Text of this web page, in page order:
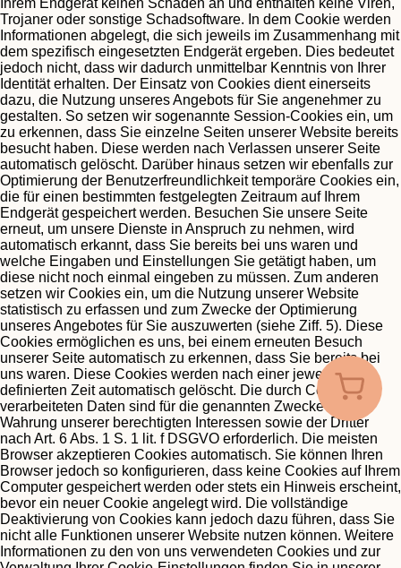
Ihrem Endgerät keinen Schaden an und enthalten keine Viren,
Trojaner oder sonstige Schadsoftware. In dem Cookie werden
Informationen abgelegt, die sich jeweils im Zusammenhang mit
dem spezifisch eingesetzten Endgerät ergeben. Dies bedeutet
jedoch nicht, dass wir dadurch unmittelbar Kenntnis von Ihrer
Identität erhalten. Der Einsatz von Cookies dient einerseits
dazu, die Nutzung unseres Angebots für Sie angenehmer zu
gestalten. So setzen wir sogenannte Session-Cookies ein, um
zu erkennen, dass Sie einzelne Seiten unserer Website bereits
besucht haben. Diese werden nach Verlassen unserer Seite
automatisch gelöscht. Darüber hinaus setzen wir ebenfalls zur
Optimierung der Benutzerfreundlichkeit temporäre Cookies ein,
die für einen bestimmten festgelegten Zeitraum auf Ihrem
Endgerät gespeichert werden. Besuchen Sie unsere Seite
erneut, um unsere Dienste in Anspruch zu nehmen, wird
automatisch erkannt, dass Sie bereits bei uns waren und
welche Eingaben und Einstellungen Sie getätigt haben, um
diese nicht noch einmal eingeben zu müssen. Zum anderen
setzen wir Cookies ein, um die Nutzung unserer Website
statistisch zu erfassen und zum Zwecke der Optimierung
unseres Angebotes für Sie auszuwerten (siehe Ziff. 5). Diese
Cookies ermöglichen es uns, bei einem erneuten Besuch
unserer Seite automatisch zu erkennen, dass Sie bereits bei
uns waren. Diese Cookies werden nach einer jeweils
definierten Zeit automatisch gelöscht. Die durch Cookies
verarbeiteten Daten sind für die genannten Zwecke zur
Wahrung unserer berechtigten Interessen sowie der Dritter
nach Art. 6 Abs. 1 S. 1 lit. f DSGVO erforderlich. Die meisten
Browser akzeptieren Cookies automatisch. Sie können Ihren
Browser jedoch so konfigurieren, dass keine Cookies auf Ihrem
Computer gespeichert werden oder stets ein Hinweis erscheint,
bevor ein neuer Cookie angelegt wird. Die vollständige
Deaktivierung von Cookies kann jedoch dazu führen, dass Sie
nicht alle Funktionen unserer Website nutzen können. Weitere
Informationen zu den von uns verwendeten Cookies und zur